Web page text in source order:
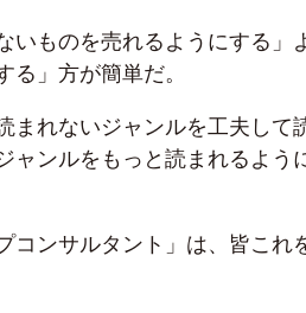
いものを売れるようにする」
る」方が簡単だ。
まれないジャンルを工夫して
ャンルをもっと読まれるよう
コンサルタント」は、皆これ